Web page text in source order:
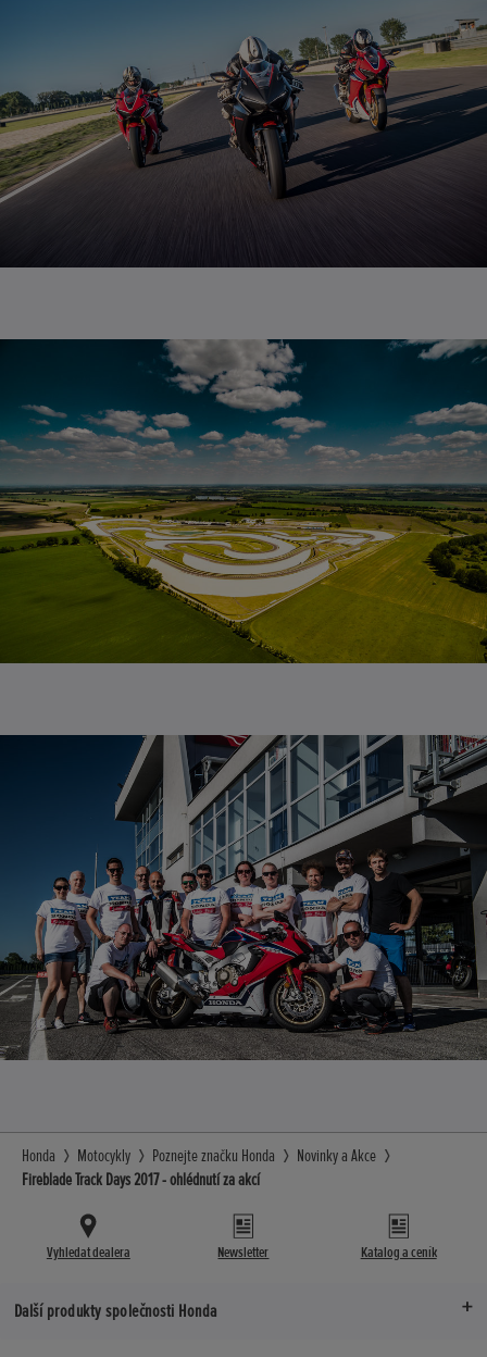
Honda Motocykly Poznejte značku Honda
Novinky a Akce
Fireblade Track Days 2017 - ohlédnutí za akcí
Vyhledat dealera Newsletter Katalog a ceník
Další produkty společnosti Honda